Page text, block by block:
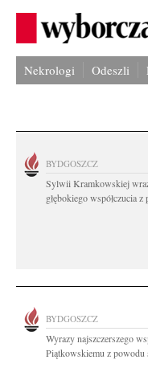
Nekrologi Odeszli
BYDGOSZCZ
Sylwii Kramkowskiej
głębokiego współczucia
BYDGOSZCZ
Wyrazy najszczerszego
Piątkowskiemu z powodu